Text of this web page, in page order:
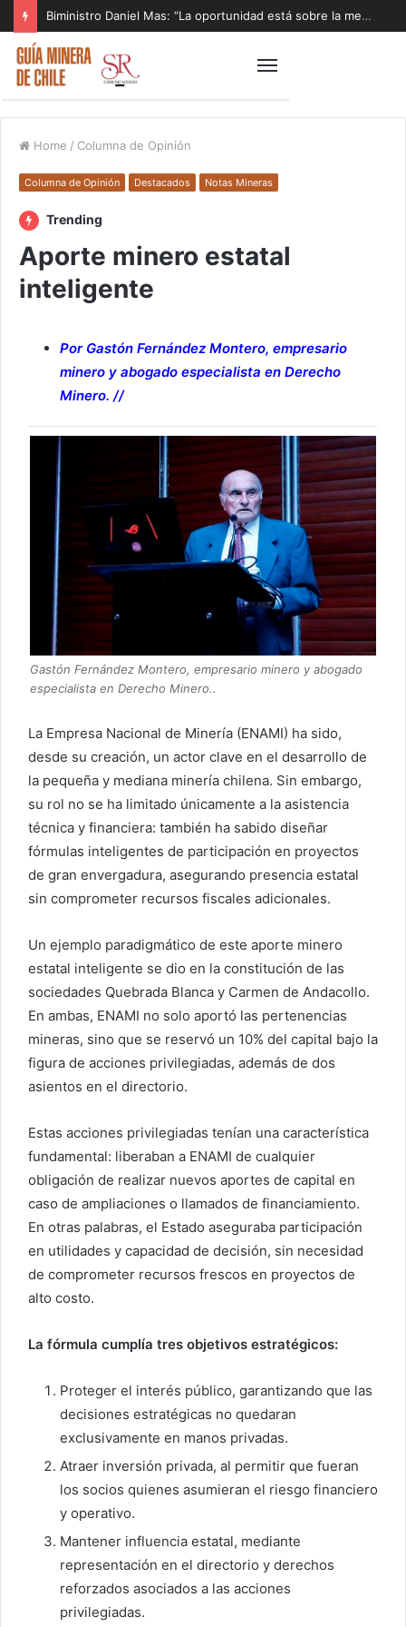
Biministro Daniel Mas: “La oportunidad está sobre la mesa y tenemos que aprovecharla”
Home / Columna de Opinión
Columna de Opinión Destacados Notas Mineras
Trending
Aporte minero estatal
inteligente
Por Gastón Fernández Montero, empresario
minero y abogado especialista en Derecho
Minero. //
Gastón Fernández Montero, empresario minero y abogado
especialista en Derecho Minero..
La Empresa Nacional de Minería (ENAMI) ha sido,
desde su creación, un actor clave en el desarrollo de
la pequeña y mediana minería chilena. Sin embargo,
su rol no se ha limitado únicamente a la asistencia
técnica y financiera: también ha sabido diseñar
fórmulas inteligentes de participación en proyectos
de gran envergadura, asegurando presencia estatal
sin comprometer recursos fiscales adicionales.
Un ejemplo paradigmático de este aporte minero
estatal inteligente se dio en la constitución de las
sociedades Quebrada Blanca y Carmen de Andacollo.
En ambas, ENAMI no solo aportó las pertenencias
mineras, sino que se reservó un 10% del capital bajo la
figura de acciones privilegiadas, además de dos
asientos en el directorio.
Estas acciones privilegiadas tenían una característica
fundamental: liberaban a ENAMI de cualquier
obligación de realizar nuevos aportes de capital en
caso de ampliaciones o llamados de financiamiento.
En otras palabras, el Estado aseguraba participación
en utilidades y capacidad de decisión, sin necesidad
de comprometer recursos frescos en proyectos de
alto costo.
La fórmula cumplía tres objetivos estratégicos:
Proteger el interés público, garantizando que las
decisiones estratégicas no quedaran
exclusivamente en manos privadas.
Atraer inversión privada, al permitir que fueran
los socios quienes asumieran el riesgo financiero
y operativo.
Mantener influencia estatal, mediante
representación en el directorio y derechos
reforzados asociados a las acciones
privilegiadas.